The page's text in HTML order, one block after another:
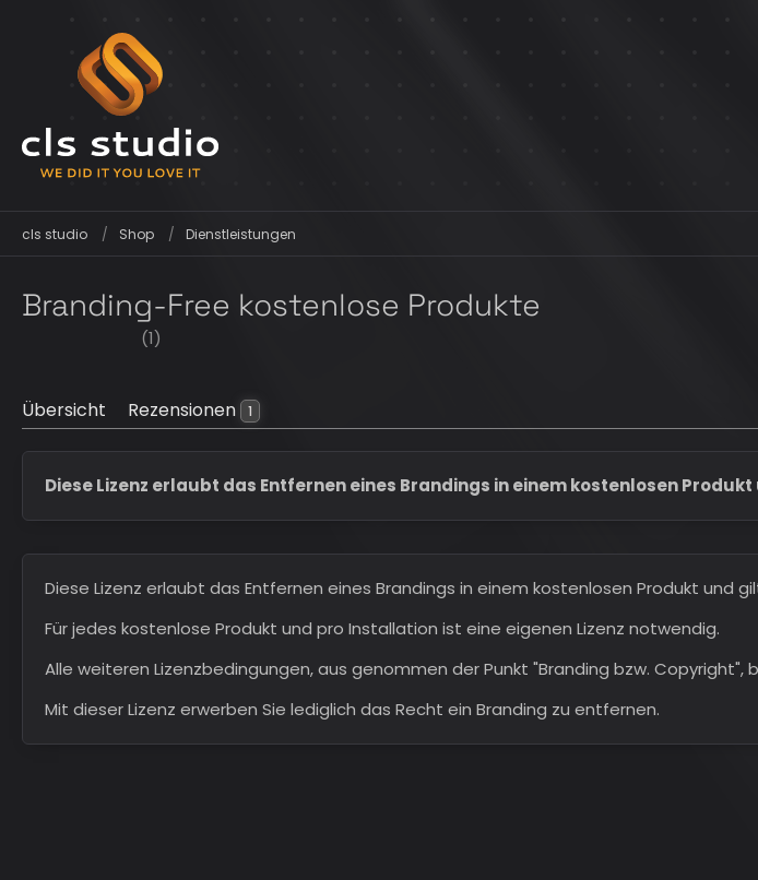
cls studio Shop Dienstleistungen
Branding-Free kostenlose Produkte
(1)
Übersicht Rezensionen 1
Diese Lizenz erlaubt das Entfernen eines Brandings in einem kostenlosen
Diese Lizenz erlaubt das Entfernen eines Brandings in einem kostenlosen Produkt und
Für jedes kostenlose Produkt und pro Installation ist eine eigenen Lizenz notwendig.
Alle weiteren Lizenzbedingungen, aus genommen der Punkt "Branding bzw. Copyright",
Mit dieser Lizenz erwerben Sie lediglich das Recht ein Branding zu entfernen.